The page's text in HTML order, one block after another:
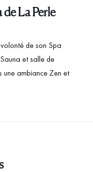
de La Perle
de son Spa
et salle de
une ambiance Zen et